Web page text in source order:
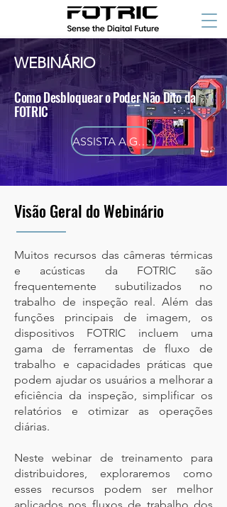
WEBINÁRIO
Como Desbloquear o Poder Não Dito da
FOTRIC
ASSISTA A GRAVAÇÃO ⬇
Visão Geral do Webinário
Muitos recursos das câmeras térmicas
e acústicas da FOTRIC são
frequentemente subutilizados no
trabalho de inspeção real. Além das
funções principais de imagem, os
dispositivos FOTRIC incluem uma
gama de ferramentas de fluxo de
trabalho e capacidades práticas que
podem ajudar os usuários a melhorar a
eficiência da inspeção, simplificar os
relatórios e otimizar as operações
diárias.
Neste webinar de treinamento para
distribuidores, exploraremos como
esses recursos podem ser melhor